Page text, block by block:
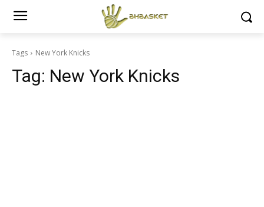
Tags New York Knicks
Tag: New York Knicks